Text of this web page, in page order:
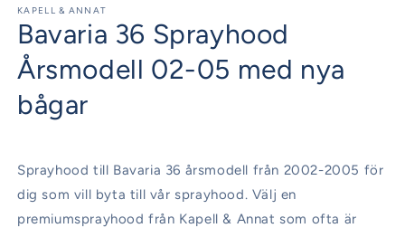
KAPELL & ANNAT
Bavaria 36 Sprayhood
Årsmodell 02-05 med nya
bågar
Sprayhood till Bavaria 36 årsmodell från 2002-2005 för
dig som vill byta till vår sprayhood. Välj en
premiumsprayhood från Kapell & Annat som ofta är